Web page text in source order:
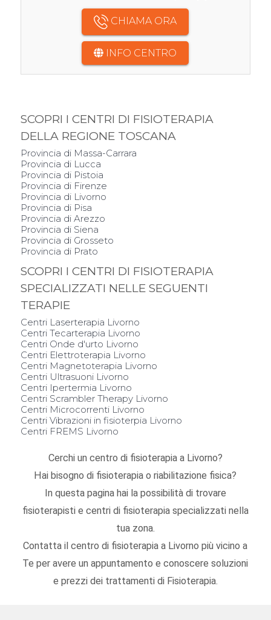
CHIAMA ORA
INFO CENTRO
SCOPRI I CENTRI DI FISIOTERAPIA
DELLA REGIONE TOSCANA
Provincia di Massa-Carrara
Provincia di Lucca
Provincia di Pistoia
Provincia di Firenze
Provincia di Livorno
Provincia di Pisa
Provincia di Arezzo
Provincia di Siena
Provincia di Grosseto
Provincia di Prato
SCOPRI I CENTRI DI FISIOTERAPIA
SPECIALIZZATI NELLE SEGUENTI
TERAPIE
Centri Laserterapia Livorno
Centri Tecarterapia Livorno
Centri Onde d'urto Livorno
Centri Elettroterapia Livorno
Centri Magnetoterapia Livorno
Centri Ultrasuoni Livorno
Centri Ipertermia Livorno
Centri Scrambler Therapy Livorno
Centri Microcorrenti Livorno
Centri Vibrazioni in fisioterpia Livorno
Centri FREMS Livorno
Cerchi un centro di fisioterapia a Livorno?
Hai bisogno di fisioterapia o riabilitazione fisica?
In questa pagina hai la possibilità di trovare
fisioterapisti e centri di fisioterapia specializzati nella
tua zona.
Contatta il centro di fisioterapia a Livorno più vicino a
Te per avere un appuntamento e conoscere soluzioni
e prezzi dei trattamenti di Fisioterapia.